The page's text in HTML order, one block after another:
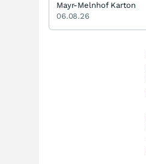
Mayr-Melnhof Karton
06.08.26